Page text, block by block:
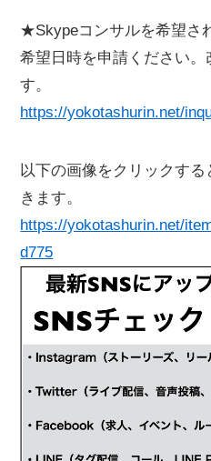
★Skypeコンサルを希望さ
希望日時を申請ください。
す。
https://yokotashurin.net/
以下の画像をクリックす
きます。
https://yokotashurin.net/
d775